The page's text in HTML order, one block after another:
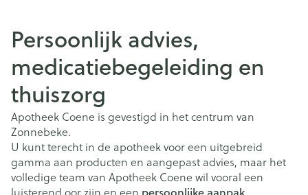
Persoonlijk advies,
medicatiebegeleiding en
thuiszorg
Apotheek Coene is gevestigd in het centrum van
Zonnebeke.
U kunt terecht in de apotheek voor een uitgebreid
gamma aan producten en aangepast advies, maar het
volledige team van Apotheek Coene wil vooral een